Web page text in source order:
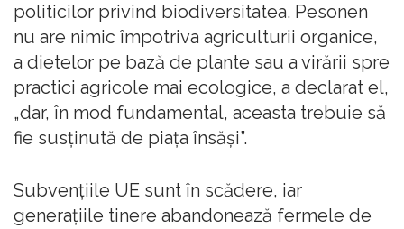
politicilor privind biodiversitatea. Pesonen
nu are nimic împotriva agriculturii organice,
a dietelor pe bază de plante sau a virării spre
practici agricole mai ecologice, a declarat el,
„dar, în mod fundamental, aceasta trebuie să
fie susținută de piața însăși”.
Subvențiile UE sunt în scădere, iar
generațiile tinere abandonează fermele de